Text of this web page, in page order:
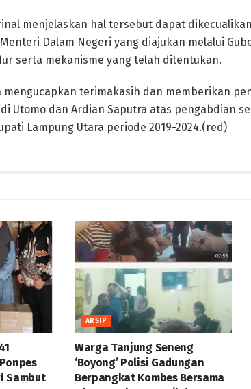
menjelaskan hal tersebut dapat
Dalam Negeri yang diajukan melalui
serta mekanisme yang telah ditentukan.
mengucapkan terimakasih dan memberikan
Utomo dan Ardian Saputra atas pengabdian
Lampung Utara periode 2019-2024.(red)
Sambut
ARSIP
Warga Tanjung Seneng
‘Boyong’ Polisi Gadungan
Berpangkat Kombes Bersama